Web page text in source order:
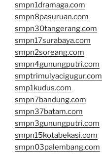
smpn1dramaga.com
smpn8pasuruan.com
smpn30tangerang.com
smpn17surabaya.com
smpn2soreang.com
smpn4gunungputri.com
smptrimulyacigugur.com
smp1kudus.com
smpn7bandung.com
smpn37batam.com
smpn3gunungputri.com
smpn15kotabekasi.com
smpn03palembang.com